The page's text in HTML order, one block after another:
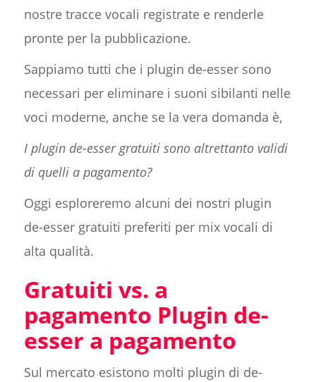
nostre tracce vocali registrate e renderle
pronte per la pubblicazione.
Sappiamo tutti che i plugin de-esser sono
necessari per eliminare i suoni sibilanti nelle
voci moderne, anche se la vera domanda è,
I plugin de-esser gratuiti sono altrettanto validi
di quelli a pagamento?
Oggi esploreremo alcuni dei nostri plugin
de-esser gratuiti preferiti per mix vocali di
alta qualità.
Gratuiti vs. a
pagamento Plugin de-
esser a pagamento
Sul mercato esistono molti plugin di de-